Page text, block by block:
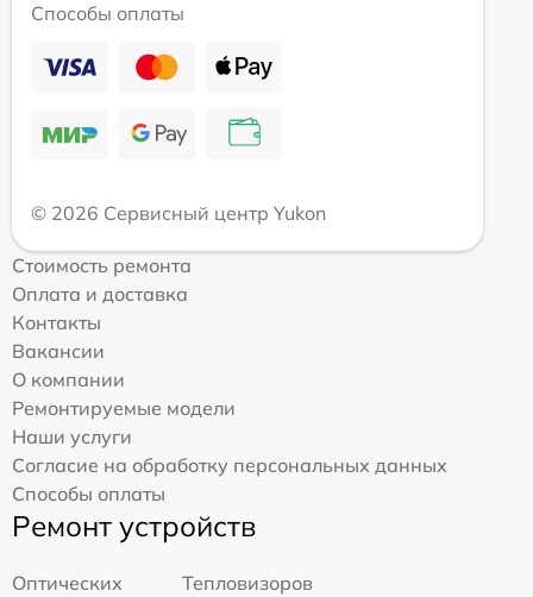
Способы оплаты
© 2026 Сервисный центр Yukon
Стоимость ремонта
Оплата и доставка
Контакты
Вакансии
О компании
Ремонтируемые модели
Наши услуги
Согласие на обработку персональных данных
Способы оплаты
Ремонт устройств
Оптических
Тепловизоров